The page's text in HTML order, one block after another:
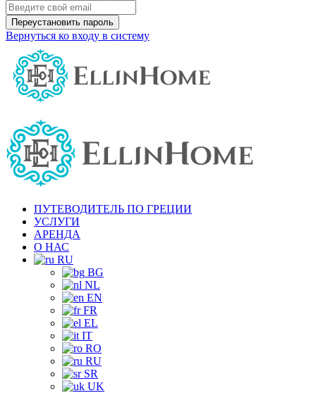
Переустановить пароль
Вернуться ко входу в систему
ПУТЕВОДИТЕЛЬ ПО ГРЕЦИИ
УСЛУГИ
АРЕНДА
О НАС
RU
BG
NL
EN
FR
EL
IT
RO
RU
SR
UK